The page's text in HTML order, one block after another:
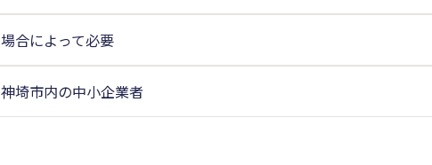
場合によって必要
神埼市内の中小企業者